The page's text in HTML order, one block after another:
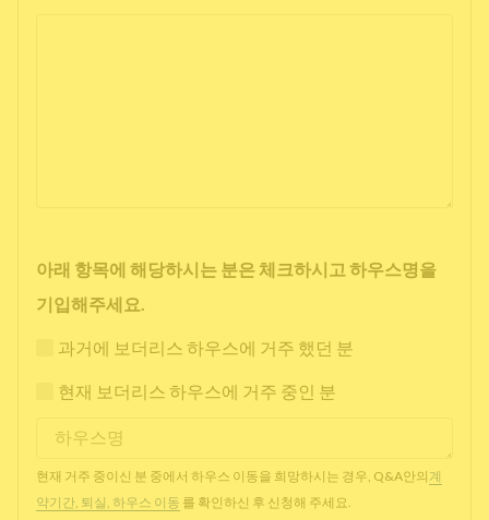
아래 항목에 해당하시는 분은 체크하시고 하우스명을
기입해주세요.
과거에 보더리스 하우스에 거주 했던 분
현재 보더리스 하우스에 거주 중인 분
현재 거주 중이신 분 중에서 하우스 이동을 희망하시는 경우, Q&A안의 계
약기간, 퇴실, 하우스 이동 를 확인하신 후 신청해 주세요.